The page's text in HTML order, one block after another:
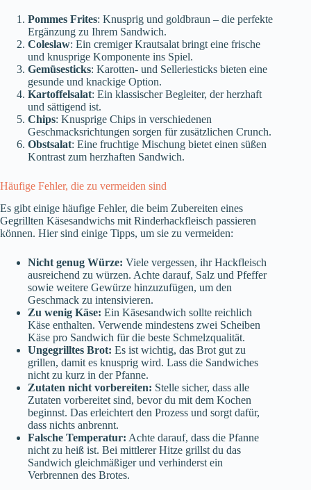
Pommes Frites: Knusprig und goldbraun – die perfekte
Ergänzung zu Ihrem Sandwich.
Coleslaw: Ein cremiger Krautsalat bringt eine frische
und knusprige Komponente ins Spiel.
Gemüsesticks: Karotten- und Selleriesticks bieten eine
gesunde und knackige Option.
Kartoffelsalat: Ein klassischer Begleiter, der herzhaft
und sättigend ist.
Chips: Knusprige Chips in verschiedenen
Geschmacksrichtungen sorgen für zusätzlichen Crunch.
Obstsalat: Eine fruchtige Mischung bietet einen süßen
Kontrast zum herzhaften Sandwich.
Häufige Fehler, die zu vermeiden sind
Es gibt einige häufige Fehler, die beim Zubereiten eines
Gegrillten Käsesandwichs mit Rinderhackfleisch passieren
können. Hier sind einige Tipps, um sie zu vermeiden:
Nicht genug Würze: Viele vergessen, ihr Hackfleisch
ausreichend zu würzen. Achte darauf, Salz und Pfeffer
sowie weitere Gewürze hinzuzufügen, um den
Geschmack zu intensivieren.
Zu wenig Käse: Ein Käsesandwich sollte reichlich
Käse enthalten. Verwende mindestens zwei Scheiben
Käse pro Sandwich für die beste Schmelzqualität.
Ungegrilltes Brot: Es ist wichtig, das Brot gut zu
grillen, damit es knusprig wird. Lass die Sandwiches
nicht zu kurz in der Pfanne.
Zutaten nicht vorbereiten: Stelle sicher, dass alle
Zutaten vorbereitet sind, bevor du mit dem Kochen
beginnst. Das erleichtert den Prozess und sorgt dafür,
dass nichts anbrennt.
Falsche Temperatur: Achte darauf, dass die Pfanne
nicht zu heiß ist. Bei mittlerer Hitze grillst du das
Sandwich gleichmäßiger und verhinderst ein
Verbrennen des Brotes.